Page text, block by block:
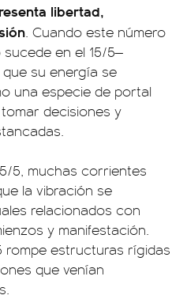
libertad,
. Cuando este número
en el 15/5—
su energía se
una especie de portal
decisiones y
5, muchas corrientes
la vibración se
relacionados con
y manifestación.
rompe estructuras rígidas
que venían